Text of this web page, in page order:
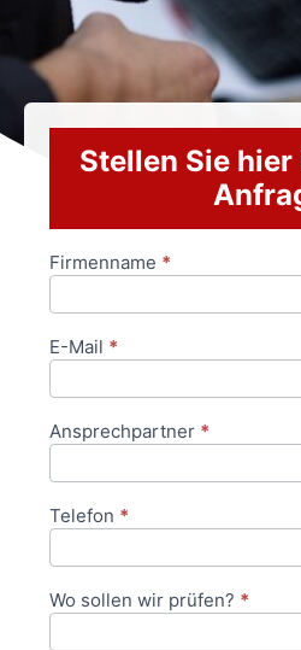
Stellen Sie
Anfrageformular
Firmenname *
E-Mail *
Ansprechpartner *
Telefon *
Wo sollen wir prüfen? *